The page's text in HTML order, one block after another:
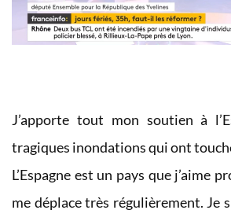
J’apporte tout mon soutien à
tragiques inondations qui ont
L’Espagne est un pays que j’aime
me déplace très régulièrement. Je